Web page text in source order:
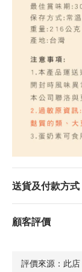
送貨及付款方式
顧客評價